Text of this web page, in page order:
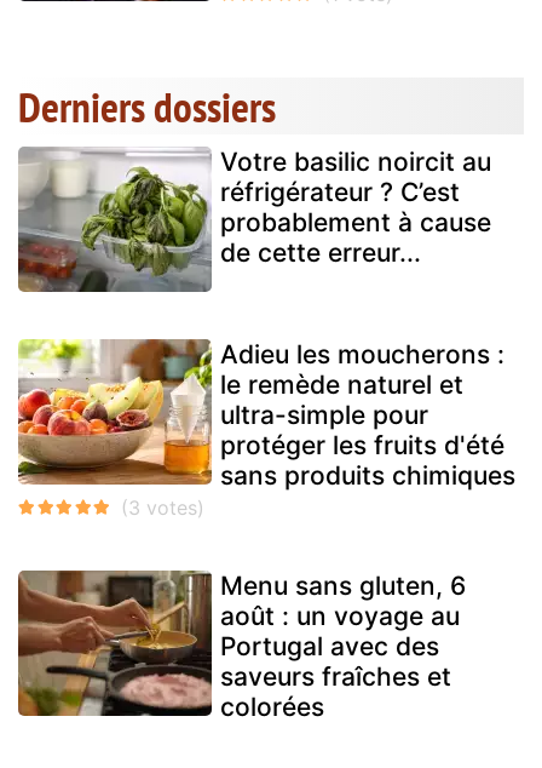
Derniers dossiers
Votre basilic noircit au
réfrigérateur ? C’est
probablement à cause
de cette erreur...
Adieu les moucherons :
le remède naturel et
ultra-simple pour
protéger les fruits d'été
sans produits chimiques
Menu sans gluten, 6
août : un voyage au
Portugal avec des
saveurs fraîches et
colorées